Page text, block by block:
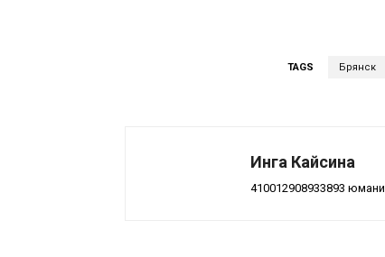
TAGS Брянск
Инга Кайсина
410012908933893 юмани